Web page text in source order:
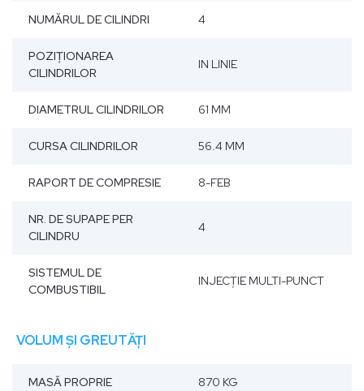
NUMĂRUL DE CILINDRI 4
POZIŢIONAREA
CILINDRILOR
IN LINIE
DIAMETRUL CILINDRILOR 61 MM
CURSA CILINDRILOR 56.4 MM
RAPORT DE COMPRESIE 8-FEB
NR. DE SUPAPE PER
CILINDRU
4
SISTEMUL DE
COMBUSTIBIL
INJECŢIE MULTI-PUNCT
VOLUM ȘI GREUTĂȚI
MASĂ PROPRIE 870 KG